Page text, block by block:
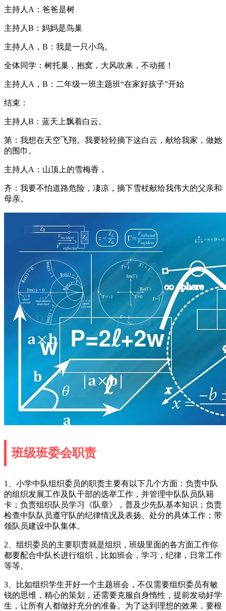
主持人A：爸爸是树
主持人B：妈妈是鸟巢
主持人A，B：我是一只小鸟。
全体同学：树托巢，抱窝，大风吹来，不动摇！
主持人A，B：二年级一班主题班“在家好孩子”开始
结束：
主持人B：蓝天上飘着白云。
第：我想在天空飞翔。我要轻轻摘下这白云，献给我家，做她
的围巾。
主持人A：山顶上的雪梅香，
齐：我要不怕道路危险，凄凉，摘下雪杖献给我伟大的父亲和
母亲。
班级班委会职责
1、小学中队组织委员的职责主要有以下几个方面：负责中队
的组织发展工作及队干部的选举工作，并管理中队队员队籍
卡；负责组织队员学习《队章》，普及少先队基本知识；负责
检查中队队员遵守队的纪律情况及表扬、处分的具体工作；带
领队员建设中队集体。
2、组织委员的主要职责就是组织，班级里面的各方面工作你
都要配合中队长进行组织，比如班会，学习，纪律，日常工作
等等。
3、比如组织学生开好一个主题班会，不仅需要组织委员有敏
锐的思维，精心的策划，还需要克服自身惰性，提前发动好学
生，让所有人都做好充分的准备。为了达到理想的效果，要根